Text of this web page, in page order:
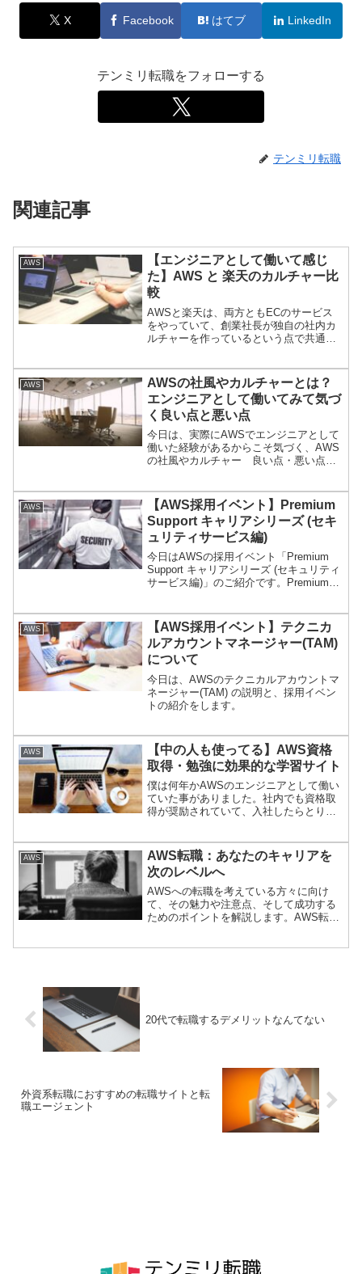
X Facebook はてブ LinkedIn
テンミリ転職をフォローする
テンミリ転職
関連記事
AWS
【エンジニアとして働いて感じ
た】AWS と 楽天のカルチャー比
較
AWSと楽天は、両方ともECのサービス
をやっていて、創業社長が独自の社内カ
ルチャーを作っているという点で共通点
くさんあります。今日は、そんな２社の
カルチャーを実際に働いてみた経験から
比較してみたいと思います。
AWS
AWSの社風やカルチャーとは？
エンジニアとして働いてみて気づ
く良い点と悪い点
今日は、実際にAWSでエンジニアとして
働いた経験があるからこそ気づく、AWS
の社風やカルチャー 良い点・悪い点な
AWS
【AWS採用イベント】Premium
Support キャリアシリーズ (セキ
ュリティサービス編)
今日はAWSの採用イベント「Premium
Support キャリアシリーズ (セキュリティ
サービス編)」のご紹介です。Premium
サポートの部署は大きく以下にわかれて
いて、そのうちの「テクニカルサポー
ト」イコール「 Premium Support 」の採
用イベントです。
AWS
【AWS採用イベント】テクニカ
ルアカウントマネージャー(TAM)
について
今日は、AWSのテクニカルアカウントマ
ネージャー(TAM) の説明と、採用イベン
トの紹介をします。
AWS
【中の人も使ってる】AWS資格
取得・勉強に効果的な学習サイト
僕は何年かAWSのエンジニアとして働い
ていた事がありました。社内でも資格取
得が奨励されていて、入社したらとりあ
得の勉強をしていたかを書いていこうと
思います。
AWS
AWS転職：あなたのキャリアを
次のレベルへ
AWSへの転職を考えている方々に向け
て、その魅力や注意点、そして成功する
ためのポイントを解説します。AWS転職
20代で転職するデメリットなんてない
外資系転職におすすめの転職サイトと転
職エージェント